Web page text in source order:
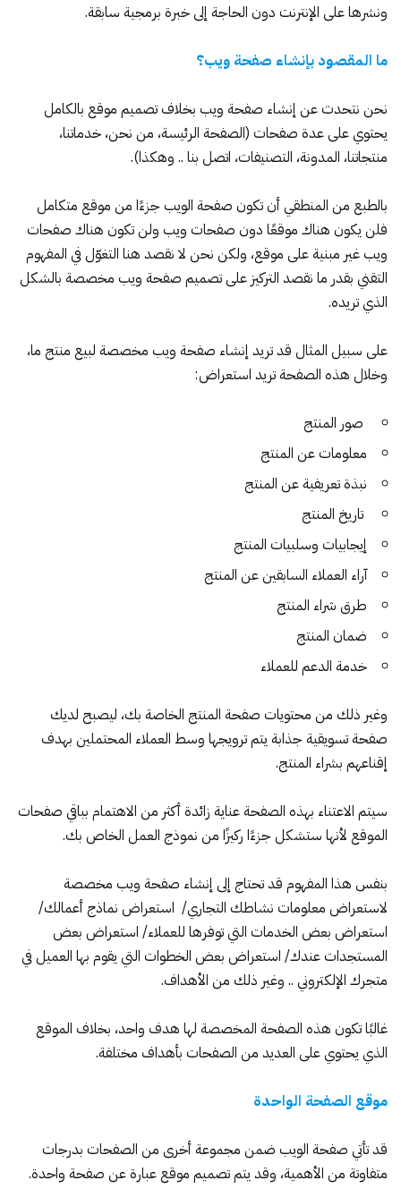
ونشرها على الإنترنت دون الحاجة إلى خبرة برمجية سابقة.
ما المقصود بإنشاء صفحة ويب؟
نحن نتحدث عن إنشاء صفحة ويب بخلاف تصميم موقع بالكامل
يحتوي على عدة صفحات (الصفحة الرئيسة، من نحن، خدماتنا،
منتجاتنا، المدونة، التصنيفات، اتصل بنا .. وهكذا).
بالطبع من المنطقي أن تكون صفحة الويب جزءًا من موقع متكامل
فلن يكون هناك موقعًا دون صفحات ويب ولن تكون هناك صفحات
ويب غير مبنية على موقع، ولكن نحن لا نقصد هنا التغوّل في المفهوم
التقني بقدر ما نقصد التركيز على تصميم صفحة ويب مخصصة بالشكل
الذي تريده.
على سبيل المثال قد تريد إنشاء صفحة ويب مخصصة لبيع منتج ما،
وخلال هذه الصفحة تريد استعراض:
صور المنتج
معلومات عن المنتج
نبذة تعريفية عن المنتج
تاريخ المنتج
إيجابيات وسلبيات المنتج
آراء العملاء السابقين عن المنتج
طرق شراء المنتج
ضمان المنتج
خدمة الدعم للعملاء
وغير ذلك من محتويات صفحة المنتج الخاصة بك، ليصبح لديك
صفحة تسويقية جذابة يتم ترويجها وسط العملاء المحتملين بهدف
إقناعهم بشراء المنتج.
سيتم الاعتناء بهذه الصفحة عناية زائدة أكثر من الاهتمام بباقي صفحات
الموقع لأنها ستشكل جزءًا ركيزًا من نموذج العمل الخاص بك.
بنفس هذا المفهوم قد تحتاج إلى إنشاء صفحة ويب مخصصة
لاستعراض معلومات نشاطك التجاري/ استعراض نماذج أعمالك/
استعراض بعض الخدمات التي توفرها للعملاء/ استعراض بعض
المستجدات عندك/ استعراض بعض الخطوات التي يقوم بها العميل في
متجرك الإلكتروني .. وغير ذلك من الأهداف.
غالبًا تكون هذه الصفحة المخصصة لها هدف واحد، بخلاف الموقع
الذي يحتوي على العديد من الصفحات بأهداف مختلفة.
موقع الصفحة الواحدة
قد تأتي صفحة الويب ضمن مجموعة أخرى من الصفحات بدرجات
متفاوتة من الأهمية، وقد يتم تصميم موقع عبارة عن صفحة واحدة.